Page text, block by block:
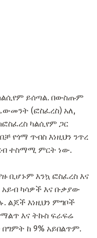
ይሰጣል. በውስጡም
(ፎስፈረስ) አለ,
ካልሲየም ጋር
የጎማ ጥብስ እነዚህን ንጥረ
ተስማሚ ምርት ነው.
ቢሆኑም እንኳ ፎስፈረስ እና
ካሳዎች እና ቡቃያው
ልጆች እነዚህን ምግቦች
እና ትኩስ ፍራፍሬ
ከ 9% አይበልጥም.